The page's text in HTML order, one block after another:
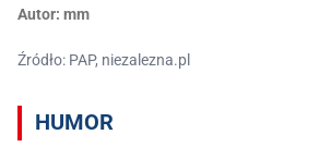
Autor: mm
Źródło: PAP, niezalezna.pl
HUMOR